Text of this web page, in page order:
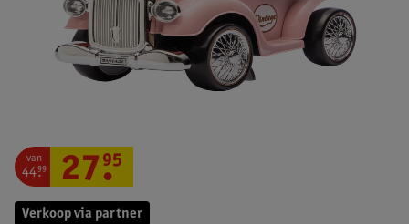
Verkoop via partner
van
44.
99 27.
95